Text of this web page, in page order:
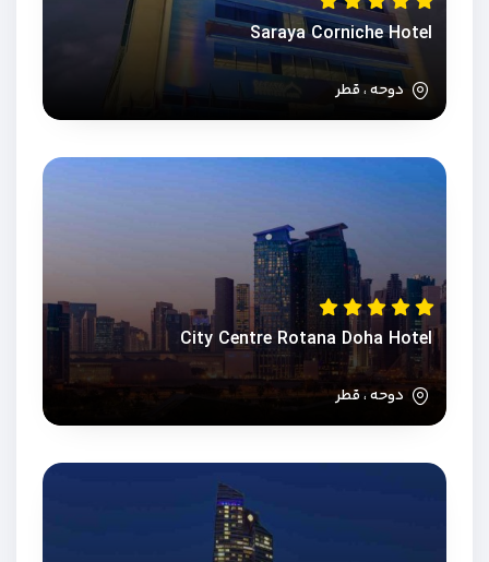
Saraya Corniche Hotel
دوحه ، قطر
City Centre Rotana Doha Hotel
دوحه ، قطر